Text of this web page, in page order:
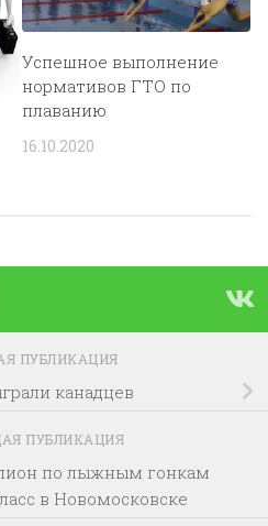
Успешное выполнение
нормативов ГТО по
плаванию
16.10.2020
ПУБЛИКАЦИЯ
канадцев
ПУБЛИКАЦИЯ
по лыжным гонкам
в Новомосковске